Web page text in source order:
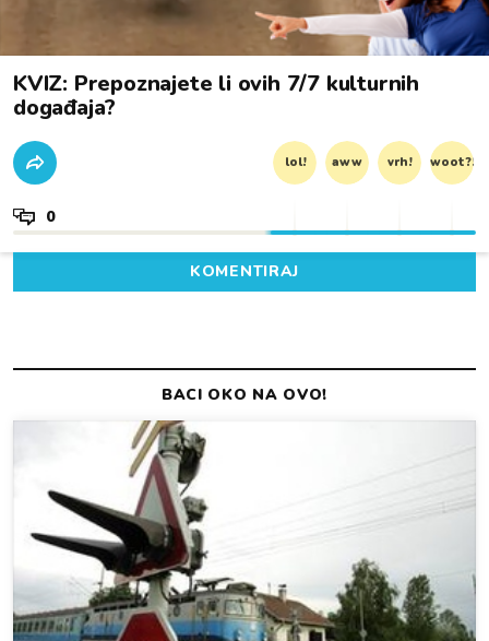
KVIZ: Prepoznajete li ovih 7/7 kulturnih
događaja?
lol! aww vrh! woot?!
0
KOMENTIRAJ